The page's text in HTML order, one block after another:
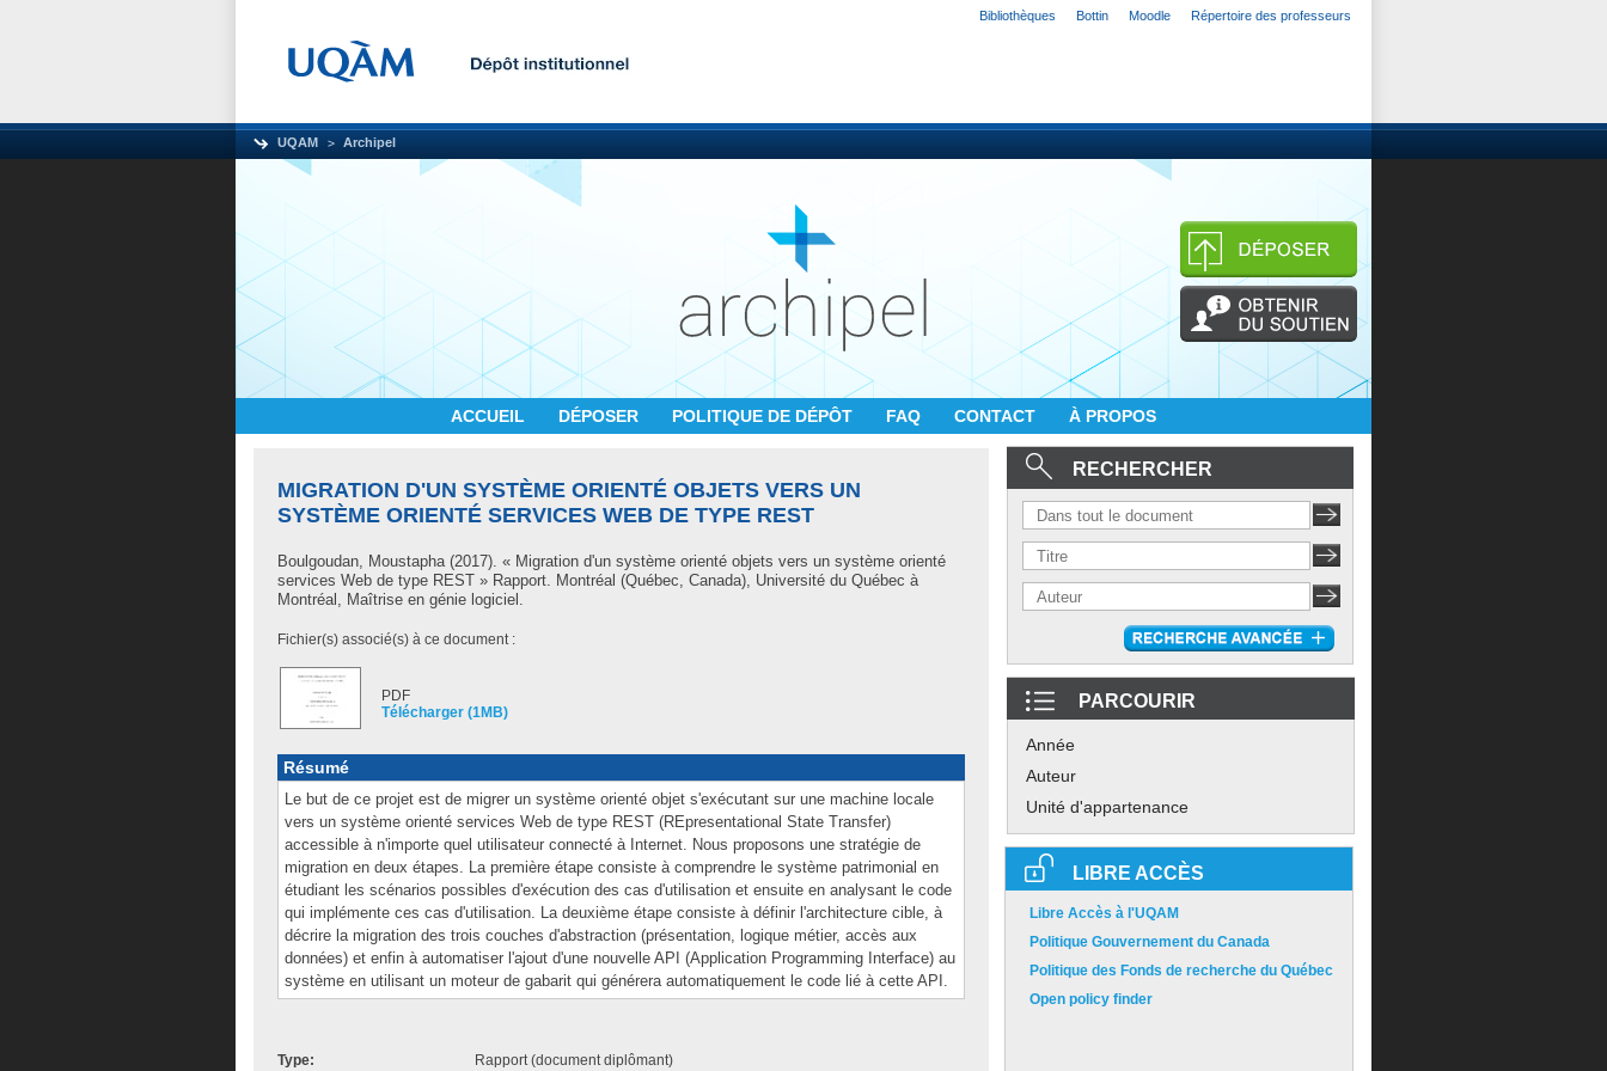
Bibliothèques Bottin Moodle Répertoire des professeurs
UQAM Archipel
ACCUEIL DÉPOSER POLITIQUE DE DÉPÔT FAQ CONTACT À PROPOS
MIGRATION D'UN SYSTÈME ORIENTÉ OBJETS VERS UN
SYSTÈME ORIENTÉ SERVICES WEB DE TYPE REST
Boulgoudan, Moustapha(2017). « Migration d'un système orienté objets vers un système orienté
services Web de type REST » Rapport. Montréal (Québec, Canada), Université du Québec à
Montréal, Maîtrise en génie logiciel.
Fichier(s) associé(s) à ce document :
PDF
Télécharger (1MB)
Résumé
Le but de ce projet est de migrer un système orienté objet s'exécutant sur une machine locale
vers un système orienté services Web de type REST (REpresentational State Transfer)
accessible à n'importe quel utilisateur connecté à Internet. Nous proposons une stratégie de
migration en deux étapes. La première étape consiste à comprendre le système patrimonial en
étudiant les scénarios possibles d'exécution des cas d'utilisation et ensuite en analysant le code
qui implémente ces cas d'utilisation. La deuxième étape consiste à définir l'architecture cible, à
décrire la migration des trois couches d'abstraction (présentation, logique métier, accès aux
données) et enfin à automatiser l'ajout d'une nouvelle API (Application Programming Interface) au
système en utilisant un moteur de gabarit qui générera automatiquement le code lié à cette API.
Type: Rapport (document diplômant)
RECHERCHER
PARCOURIR
Année
Auteur
Unité d'appartenance
LIBRE ACCÈS
Libre Accès à l'UQAM
Politique Gouvernement du Canada
Politique des Fonds de recherche du Québec
Open policy finder